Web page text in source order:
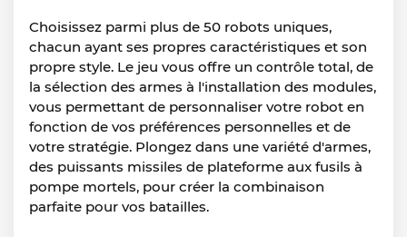
Choisissez parmi plus de 50 robots uniques,
chacun ayant ses propres caractéristiques et son
propre style. Le jeu vous offre un contrôle total, de
la sélection des armes à l'installation des modules,
vous permettant de personnaliser votre robot en
fonction de vos préférences personnelles et de
votre stratégie. Plongez dans une variété d'armes,
des puissants missiles de plateforme aux fusils à
pompe mortels, pour créer la combinaison
parfaite pour vos batailles.